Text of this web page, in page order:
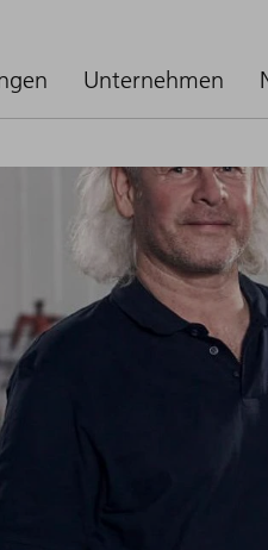
Unternehmen